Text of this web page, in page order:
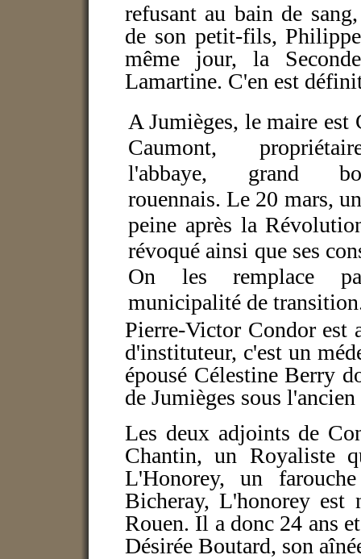
refusant au bain de
de son petit-fils,
même jour, la
Lamartine. C'en est
A Jumièges, le maire est
Caumont,
l'abbaye, grand
rouennais. Le 20 mars,
peine après la
révoqué ainsi que ses
On les remplace
municipalité de
Pierre-Victor Condor est
d'instituteur, c'est un
épousé Célestine Berry
de Jumièges sous
Les deux adjoints de
Chantin, un Royaliste
L'Honorey, un
Bicheray, L'honorey
Rouen. Il a donc 24 ans
Désirée Boutard, son